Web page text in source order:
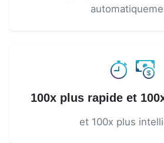
100x plus rapide et
et 100x plus